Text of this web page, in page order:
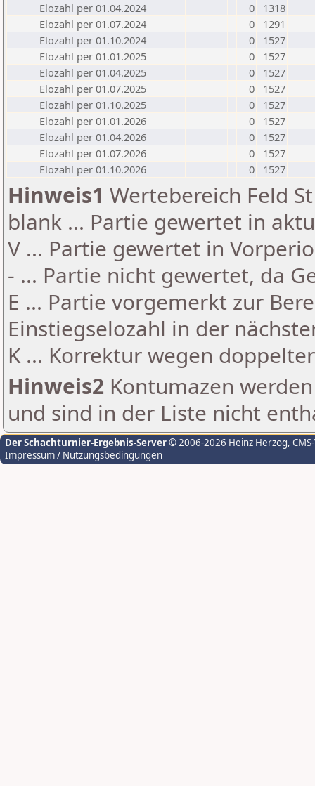
Elozahl per 01.04.2024
0
1318
Elozahl per 01.07.2024
0
1291
Elozahl per 01.10.2024
0
1527
Elozahl per 01.01.2025
0
1527
Elozahl per 01.04.2025
0
1527
Elozahl per 01.07.2025
0
1527
Elozahl per 01.10.2025
0
1527
Elozahl per 01.01.2026
0
1527
Elozahl per 01.04.2026
0
1527
Elozahl per 01.07.2026
0
1527
Elozahl per 01.10.2026
0 1527
Hinweis1 Wertebereich Feld
blank ... Partie gewertet in
V ... Partie gewertet in
- ... Partie nicht gewertet, da
E ... Partie vorgemerkt zur
Einstiegselozahl in der
K ... Korrektur wegen
Hinweis2 Kontumazen
und sind in der Liste nicht
Der Schachturnier-Ergebnis-Server© 2006-2026 Heinz Herzog,
Impressum / Nutzungsbedingungen